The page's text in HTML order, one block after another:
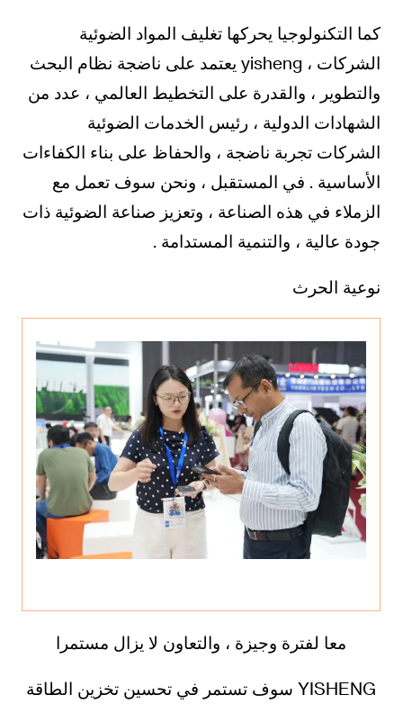
كما التكنولوجيا يحركها تغليف المواد الضوئية
الشركات ، yisheng يعتمد على ناضجة نظام البحث
والتطوير ، والقدرة على التخطيط العالمي ، عدد من
الشهادات الدولية ، رئيس الخدمات الضوئية
الشركات تجربة ناضجة ، والحفاظ على بناء الكفاءات
الأساسية . في المستقبل ، ونحن سوف تعمل مع
الزملاء في هذه الصناعة ، وتعزيز صناعة الضوئية ذات
جودة عالية ، والتنمية المستدامة .
نوعية الحرث
معا لفترة وجيزة ، والتعاون لا يزال مستمرا
YISHENG سوف تستمر في تحسين تخزين الطاقة